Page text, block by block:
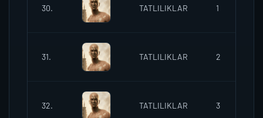
30. TATLILIKLAR 1
31. TATLILIKLAR 2
32. TATLILIKLAR 3